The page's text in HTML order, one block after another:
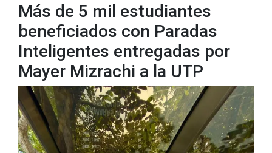
Más de 5 mil estudiantes
beneficiados con Paradas
Inteligentes entregadas por
Mayer Mizrachi a la UTP